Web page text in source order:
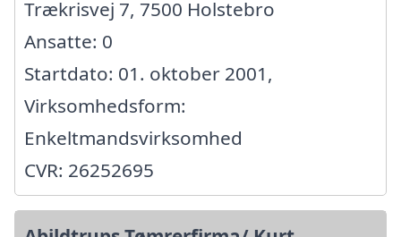
Trækrisvej 7, 7500 Holstebro
Ansatte: 0
Startdato: 01. oktober 2001,
Virksomhedsform:
Enkeltmandsvirksomhed
CVR: 26252695